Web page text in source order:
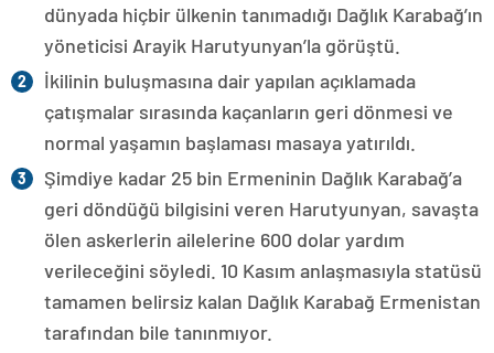
dünyada hiçbir ülkenin tanımadığı Dağlık Karabağ’ın
yöneticisi Arayik Harutyunyan’la görüştü.
İkilinin buluşmasına dair yapılan açıklamada
çatışmalar sırasında kaçanların geri dönmesi ve
normal yaşamın başlaması masaya yatırıldı.
Şimdiye kadar 25 bin Ermeninin Dağlık Karabağ’a
geri döndüğü bilgisini veren Harutyunyan, savaşta
ölen askerlerin ailelerine 600 dolar yardım
verileceğini söyledi. 10 Kasım anlaşmasıyla statüsü
tamamen belirsiz kalan Dağlık Karabağ Ermenistan
tarafından bile tanınmıyor.